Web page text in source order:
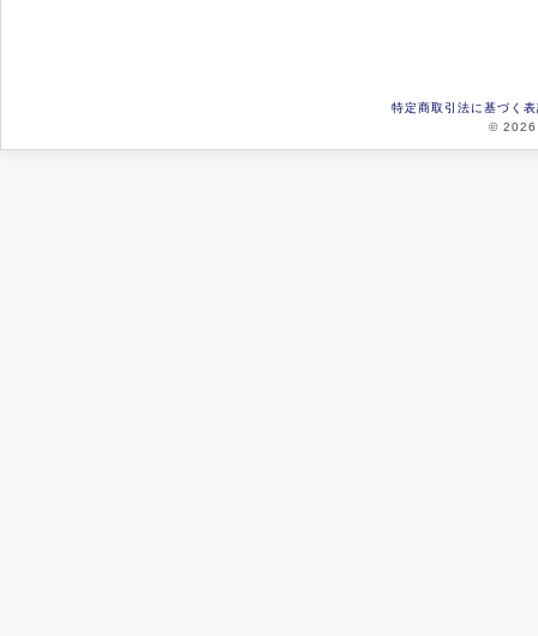
特定商取引法に基づく
© 2026